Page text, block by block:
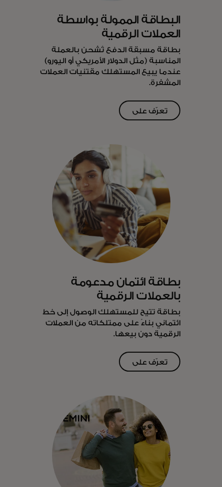
البطاقة الممولة بواسطة
العملات الرقمية
بطاقة مسبقة الدفع تُشحن بالعملة
المناسبة (مثل الدولار الأمريكي أو اليورو)
عندما يبيع المستهلك مقتنيات العملات
المشفرة.
تعرّف على
بطاقة ائتمان مدعومة
بالعملات الرقمية
بطاقة تتيح للمستهلك الوصول إلى خط
ائتماني بناءً على ممتلكاته من العملات
الرقمية دون بيعها.
تعرّف على